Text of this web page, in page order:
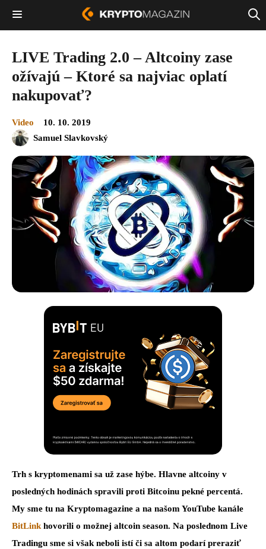
LIVE Trading 2.0 – Altcoiny zase
ožívajú – Ktoré sa najviac oplatí
nakupovať?
Video
10. 10. 2019
Samuel Slavkovský
Trh s kryptomenami sa už zase hýbe. Hlavne altcoiny v
posledných hodinách spravili proti Bitcoinu pekné percentá.
My sme tu na Kryptomagazine a na našom YouTube kanále
BitLinkhovorili o možnej altcoin season. Na poslednom Live
Tradingu sme si však neboli istí či sa altom podarí preraziť